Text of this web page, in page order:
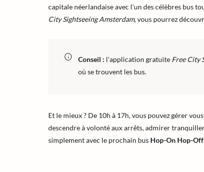
capitale néerlandaise avec l'un des célèbres bus
City Sightseeing Amsterdam, vous pourrez
Conseil : l'application gratuite Free City
où se trouvent les bus.
Et le mieux ? De 10h à 17h, vous pouvez gérer
descendre à volonté aux arrêts, admirer
simplement avec le prochain bus Hop-On Hop-Off